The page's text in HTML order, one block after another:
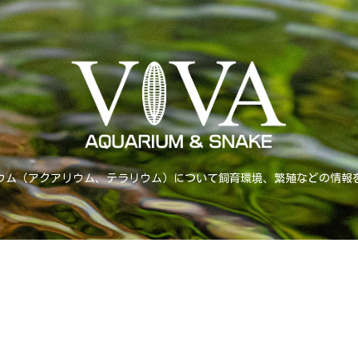
ム（アクアリウム、テラリウム）について飼育環境、繁殖などの情報